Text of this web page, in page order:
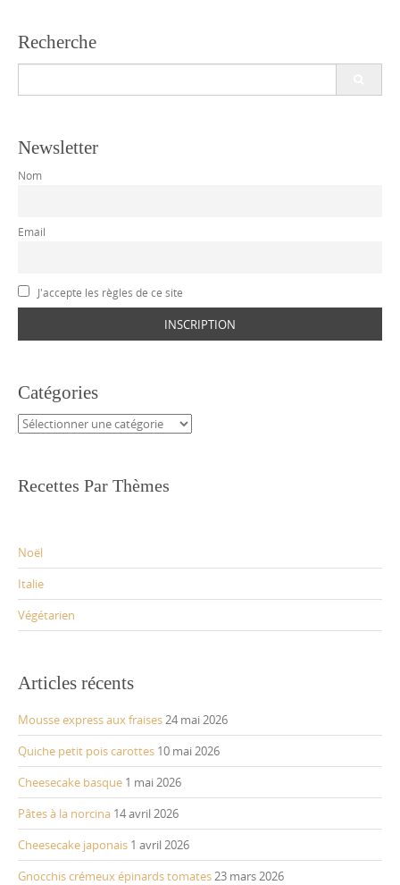
Recherche
Newsletter
Nom
Email
J'accepte les règles de ce site
Catégories
Catégories
Recettes Par Thèmes
Noël
Italie
Végétarien
Articles récents
Mousse express aux fraises24 mai 2026
Quiche petit pois carottes 10 mai 2026
Cheesecake basque 1 mai 2026
Pâtes à la norcina 14 avril 2026
Cheesecake japonais 1 avril 2026
Gnocchis crémeux épinards tomates23 mars 2026